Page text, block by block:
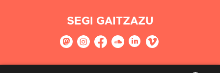
SEGI GAITZAZU